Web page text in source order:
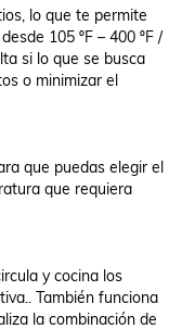
lo que te permite
105 ºF – 400 ºF /
si lo que se busca
o minimizar el
que puedas elegir el
que requiera
y cocina los
También funciona
la combinación de